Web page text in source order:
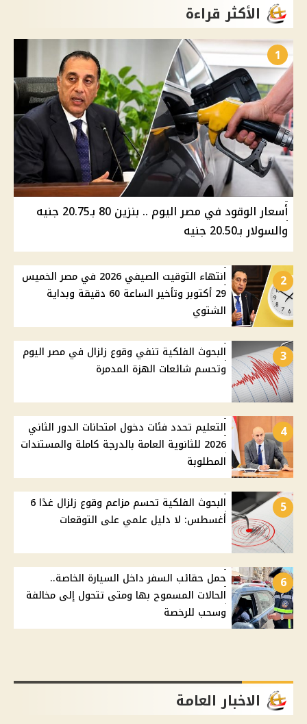
الأكثر قراءة
1
أسعار الوقود في مصر اليوم .. بنزين 80 بـ20.75 جنيه
والسولار بـ20.50 جنيه
2
انتهاء التوقيت الصيفي 2026 في مصر الخميس
29 أكتوبر وتأخير الساعة 60 دقيقة وبداية
الشتوي
3
البحوث الفلكية تنفي وقوع زلزال في مصر اليوم
وتحسم شائعات الهزة المدمرة
4
التعليم تحدد فئات دخول امتحانات الدور الثاني
2026 للثانوية العامة بالدرجة كاملة والمستندات
المطلوبة
5
البحوث الفلكية تحسم مزاعم وقوع زلزال غدًا 6
أغسطس: لا دليل علمي على التوقعات
6
حمل حقائب السفر داخل السيارة الخاصة..
الحالات المسموح بها ومتى تتحول إلى مخالفة
وسحب للرخصة
الاخبار العامة